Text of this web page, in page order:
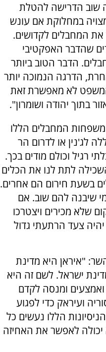
שוב הדרישה להטלת
במחלוקת אם עונש
את המחבלים לקדושים.
שהדבר האפקטיבי
הדבר הטוב ביותר
הדרגה הנמוכה יותר
לא מאפשרת זאת
בתוך יהודה ושומרון".
המחבלים הללו
לג'נין או לדרום הר
רגיל וכולם מודים בכך.
לתת לנו את הכלים
בשעת חירום הם אחרים.
שיבנה להם שוב. אם
שלא מכירים ויצטרכו
צעד הרתעתי גדול
"איראן היא מדינת
ישראל. לשם זה היא
ומנסה לקדם
ועיראק כדי לפגוע
הללו נעשים כל
יכולה לאפשר את האחיזה